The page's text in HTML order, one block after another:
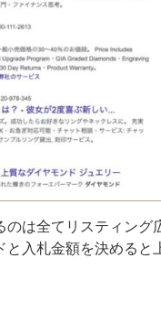
のは全てリスティン
入札金額を決めると